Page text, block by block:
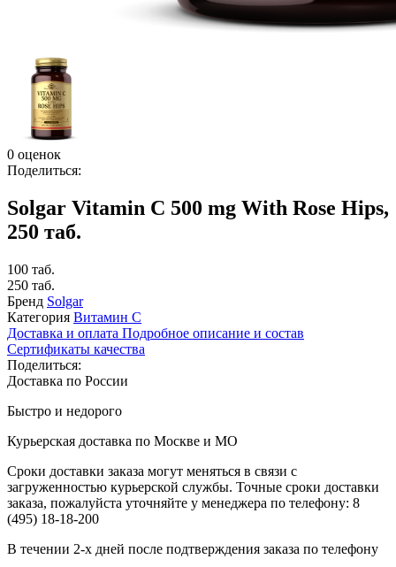
0 оценок
Поделиться:
Solgar Vitamin C 500 mg With Rose Hips,
250 таб.
100 таб.
250 таб.
Бренд Solgar
Категория Витамин C
Доставка и оплата Подробное описание и состав
Сертификаты качества
Поделиться:
Доставка по России
Быстро и недорого
Курьерская доставка по Москве и МО
Сроки доставки заказа могут меняться в связи с
загруженностью курьерской службы. Точные сроки доставки
заказа, пожалуйста уточняйте у менеджера по телефону: 8
(495) 18-18-200
В течении 2-х дней после подтверждения заказа по телефону